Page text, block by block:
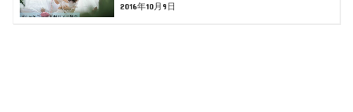
2016年10月9日